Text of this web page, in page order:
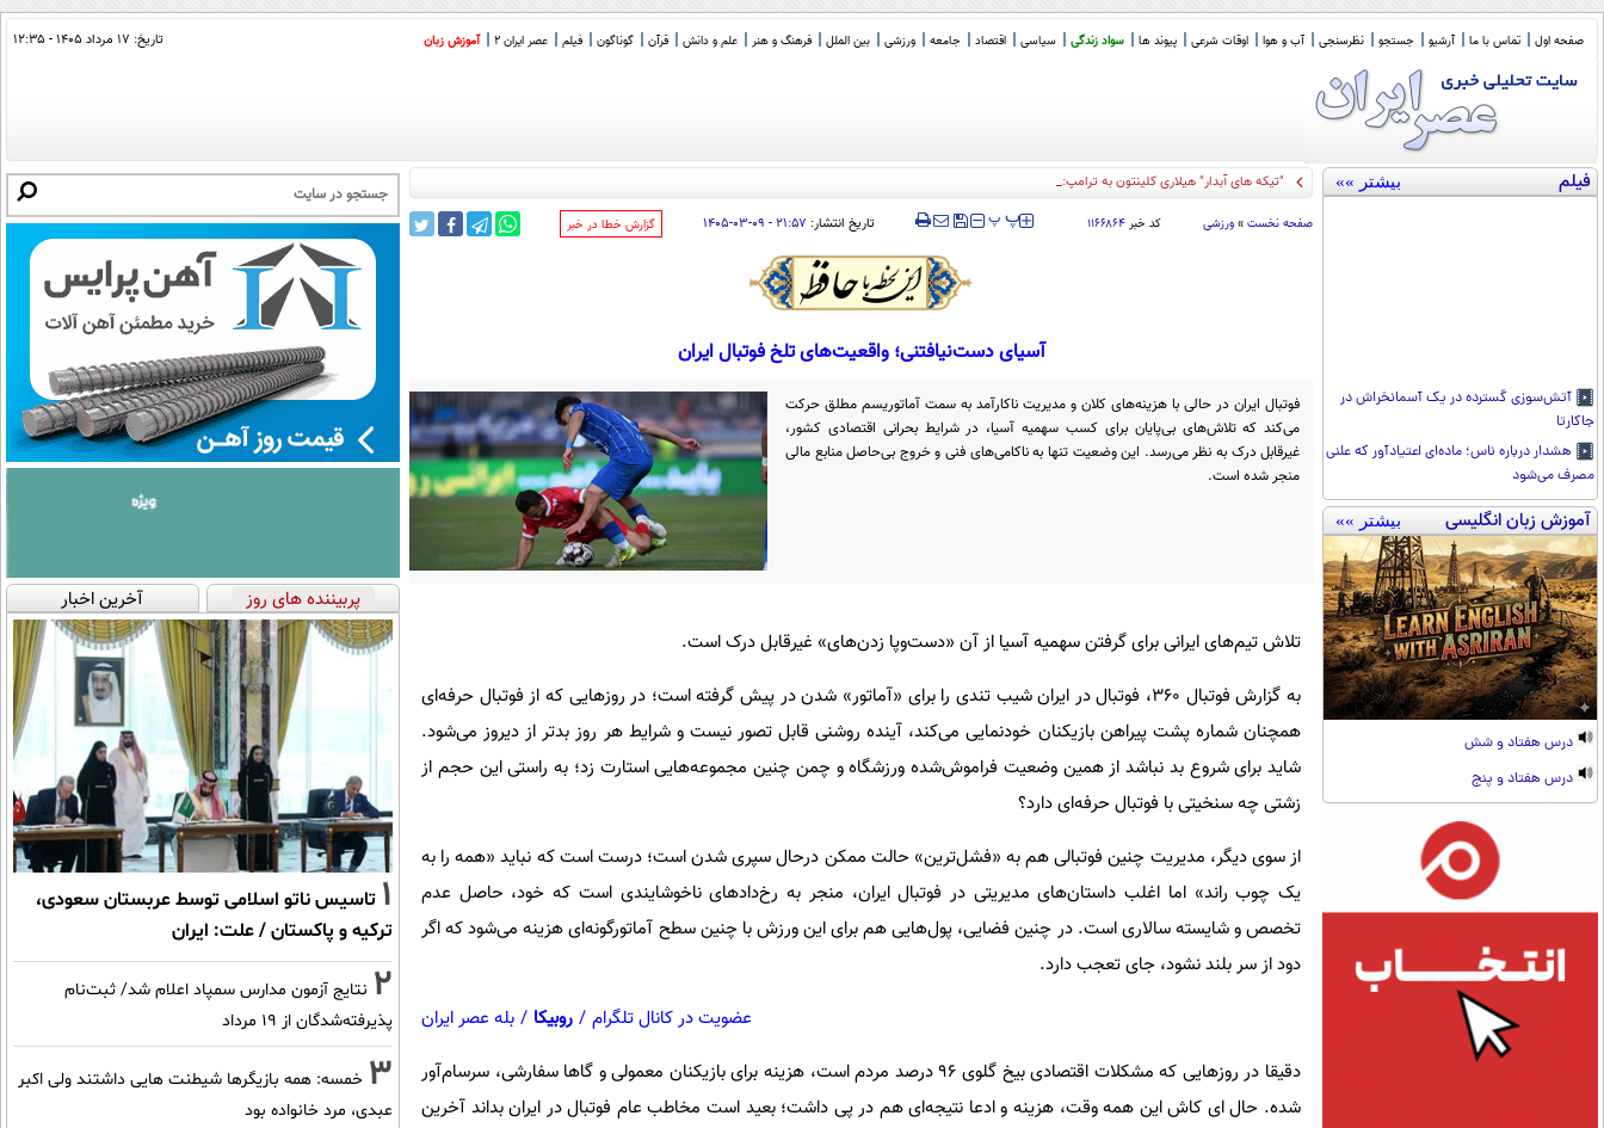
صفحه اول تماس با ما آرشیو جستجو نظرسنجی آب و هوا اوقات شرعی پیوند ها سواد زندگی سیاسی اقتصاد جامعه ورزشی بین الملل فرهنگ و هنر علم و دانش قرآن گوناگون فیلم عصر ایران 2 آموزش زبان تاریخ: ۱۷ مرداد ۱۴۰۵ - ۱۲:۳۵
فیلم بیشتر »»
آتش‌سوزی گسترده در یک آسمانخراش در
جاکارتا
هشدار درباره ناس؛ ماده‌ای اعتیادآور که علنی
مصرف می‌شود
آموزش زبان انگلیسی بیشتر »»
درس هفتاد و شش
درس هفتاد و پنج
"تیکه های آبدار" هیلاری کلینتون به ترامپ: از قصر صدام و ور رف
صفحه نخست » ورزشی کد خبر ۱۱۶۶۸۶۴ ‍‍‍ پ پ تاریخ انتشار: ۲۱:۵۷ - ۰۹-۰۳-۱۴۰۵ ‌گزارش خطا در خبر
آسیای دست‌نیافتنی؛ واقعیت‌های تلخ فوتبال ایران
فوتبال ایران در حالی با هزینه‌های کلان و مدیریت ناکارآمد به سمت آماتوریسم مطلق حرکت
می‌کند که تلاش‌های بی‌پایان برای کسب سهمیه آسیا، در شرایط بحرانی اقتصادی کشور،
غیرقابل درک به نظر می‌رسد. این وضعیت تنها به ناکامی‌های فنی و خروج بی‌حاصل منابع مالی
منجر شده است.
تلاش تیم‌های ایرانی برای گرفتن سهمیه آسیا از آن «دست‌‌وپا زدن‌های» غیرقابل درک است.
به گزارش فوتبال 360، فوتبال در ایران شیب تندی را برای «آماتور» شدن در پیش گرفته است؛ در روزهایی که از فوتبال حرفه‌ای
همچنان شماره پشت پیراهن بازیکنان خودنمایی می‌کند، آینده‌ روشنی قابل تصور نیست و شرایط هر روز بدتر از دیروز می‌شود.
شاید برای شروع بد نباشد از همین وضعیت فراموش‌شده ورزشگاه و چمن چنین مجموعه‌هایی استارت زد؛ به راستی این حجم از
زشتی چه سنخیتی با فوتبال حرفه‌ای دارد؟
از سوی دیگر، مدیریت چنین فوتبالی هم به «فشل‌ترین» حالت ممکن درحال سپری شدن است؛ درست است که نباید «همه را به
یک چوب راند» اما اغلب داستان‌های مدیریتی در فوتبال ایران، منجر به رخ‌دادهای ناخوشایندی است که خود، حاصل عدم
تخصص و شایسته‌ سالاری است. در چنین فضایی، پول‌هایی هم برای این ورزش با چنین سطح آماتورگونه‌ای هزینه می‌شود که اگر
دود از سر بلند نشود، جای تعجب دارد.
عضویت در کانال تلگرام / روبیکا / بله عصر ایران
دقیقا در روزهایی که مشکلات اقتصادی بیخ گلوی 96 درصد مردم است، هزینه برای بازیکنان معمولی و گاها سفارشی، سرسام‌آور
شده. حال ای کاش این همه وقت، هزینه و ادعا نتیجه‌ای هم در پی داشت؛ بعید است مخاطب عام فوتبال در ایران بداند آخرین
پربیننده های روز آخرین اخبار
1 تاسیس ناتو اسلامی توسط عربستان سعودی،
ترکیه و پاکستان / علت: ایران
2 نتایج آزمون مدارس سمپاد اعلام شد/ ثبت‌نام
پذیرفته‌شدگان از ۱۹ مرداد
3 خمسه: همه بازیگرها شیطنت هایی داشتند ولی اکبر
عبدی، مرد خانواده بود